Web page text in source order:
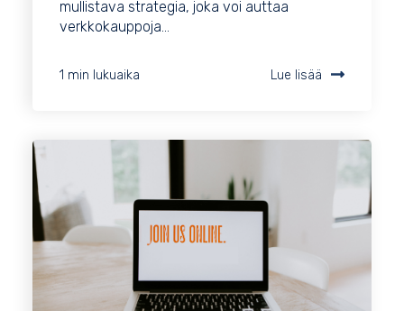
mullistava strategia, joka voi auttaa
verkkokauppoja...
1 min lukuaika Lue lisää